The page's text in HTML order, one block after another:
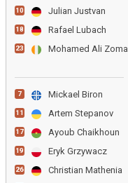
10 Julian Justvan
18 Rafael Lubach
23 Mohamed Ali Zoma
7 Mickael Biron
11 Artem Stepanov
17 Ayoub Chaikhoun
19 Eryk Grzywacz
26 Christian Mathenia